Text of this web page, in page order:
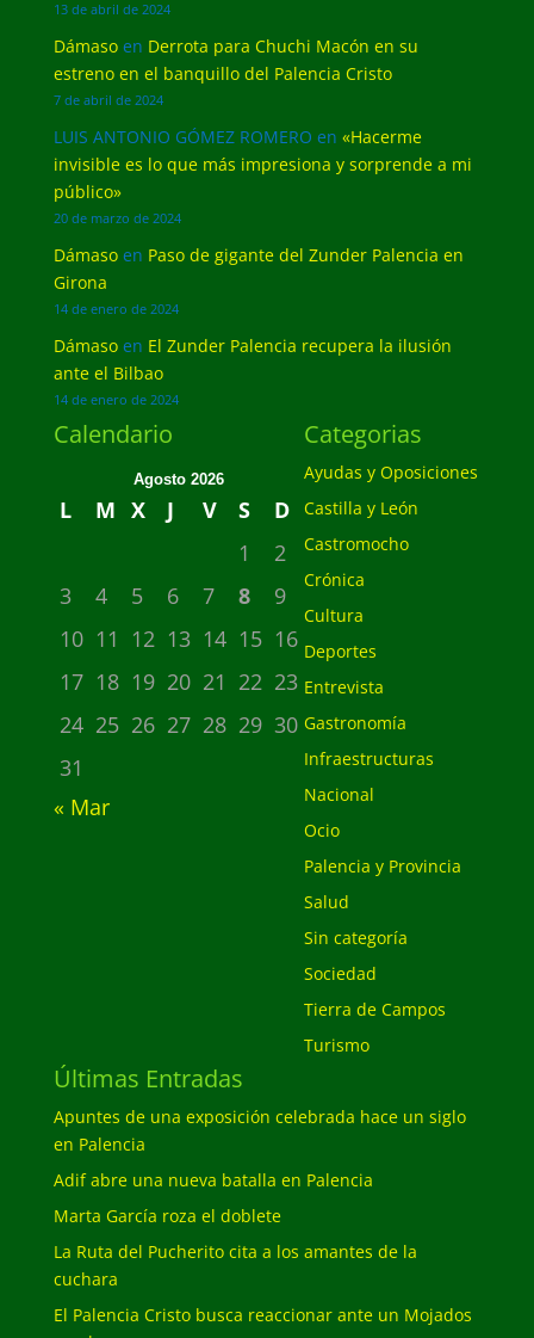
13 de abril de 2024
Dámasoen Derrota para Chuchi Macón en su
estreno en el banquillo del Palencia Cristo
7 de abril de 2024
LUIS ANTONIO GÓMEZ ROMERO en «Hacerme
invisible es lo que más impresiona y sorprende a mi
público»
20 de marzo de 2024
Dámasoen Paso de gigante del Zunder Palencia en
Girona
14 de enero de 2024
Dámasoen El Zunder Palencia recupera la ilusión
ante el Bilbao
14 de enero de 2024
Calendario
Agosto 2026
L M X J V S
D
1
2
3
4 5 6 7 8
9
10 11 12 13 14 15 16
17 18 19 20 21 22 23
24 25 26 27 28 29 30
31
« Mar
Categorias
Ayudas y Oposiciones
Castilla y León
Castromocho
Crónica
Cultura
Deportes
Entrevista
Gastronomía
Infraestructuras
Nacional
Ocio
Palencia y Provincia
Salud
Sin categoría
Sociedad
Tierra de Campos
Turismo
Últimas Entradas
Apuntes de una exposición celebrada hace un siglo
en Palencia
Adif abre una nueva batalla en Palencia
Marta García roza el doblete
La Ruta del Pucherito cita a los amantes de la
cuchara
El Palencia Cristo busca reaccionar ante un Mojados